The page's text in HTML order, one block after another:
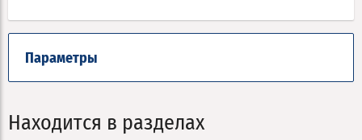
Параметры
Находится в разделах